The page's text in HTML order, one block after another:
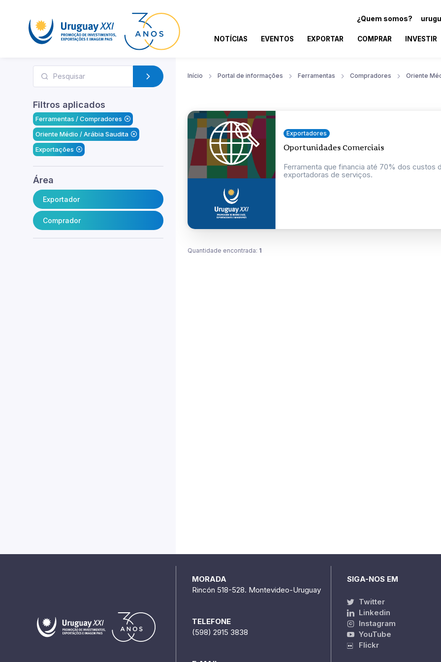
¿Quem somos?
NOTÍCIAS EVENTOS EXPORTAR COMPRAR INVESTIR
Filtros aplicados
Ferramentas / Compradores
Oriente Médio / Arábia Saudita
Exportações
Área
Exportador
Comprador
Início Portal de informações Ferramentas Compradores Oriente
Exportadores
Oportunidades Comerciais
Ferramenta que financia até 70% dos custos
exportadoras de serviços.
Quantidade encontrada: 1
MORADA
Rincón 518-528. Montevideo-Uruguay
TELEFONE
(598) 2915 3838
SIGA-NOS EM
Twitter
Linkedin
Instagram
YouTube
Flickr